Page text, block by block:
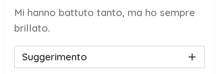
Mi hanno battuto tanto, ma ho sempre
brillato.
Suggerimento